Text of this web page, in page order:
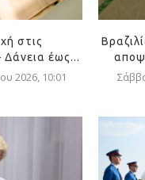
στις
Δάνεια έως...
2026, 10:01